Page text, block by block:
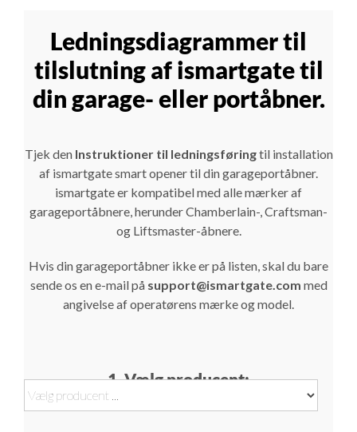
Ledningsdiagrammer til
tilslutning af ismartgate til
din garage- eller portåbner.
Tjek den Instruktioner til ledningsføringtil installation
af ismartgate smart opener til din garageportåbner.
ismartgate er kompatibel med alle mærker af
garageportåbnere, herunder Chamberlain-, Craftsman-
og Liftsmaster-åbnere.
Hvis din garageportåbner ikke er på listen, skal du bare
sende os en e-mail på support@ismartgate.com med
angivelse af operatørens mærke og model.
1. Vælg producent: